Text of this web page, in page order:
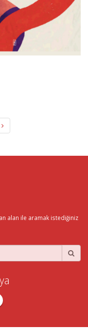
alan ile aramak istediğiniz